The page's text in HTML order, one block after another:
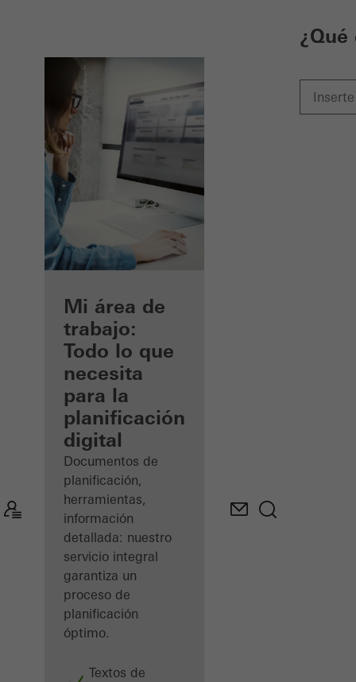
Beneficios
como
arquitecto
registrado
Descubre
mi área
de
trabajo
Mi área de
trabajo:
Todo lo que
necesita
para la
planificación
digital
Documentos de
planificación,
herramientas,
información
detallada: nuestro
servicio integral
garantiza un
proceso de
planificación
óptimo.
Textos de